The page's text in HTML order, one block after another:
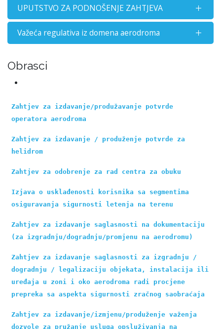
UPUTSTVO ZA PODNOŠENJE ZAHTJEVA
Važeća regulativa iz domena aerodroma
Obrasci
Zahtjev za izdavanje/produžavanje potvrde
operatora aerodroma
Zahtjev za izdavanje / produženje potvrde za
helidrom
Zahtjev za odobrenje za rad centra za obuku
Izjava o usklađenosti korisnika sa segmentima
osiguravanja sigurnosti letenja na terenu
Zahtjev za izdavanje saglasnosti na dokumentaciju
(za izgradnju/dogradnju/promjenu na aerodromu)
Zahtjev za izdavanje saglasnosti za izgradnju /
dogradnju / legalizaciju objekata, instalacija ili
uređaja u zoni i oko aerodroma radi procjene
prepreka sa aspekta sigurnosti zračnog saobraćaja
Zahtjev za izdavanje/izmjenu/produženje važenja
dozvole za pružanje usluga opsluživanja na